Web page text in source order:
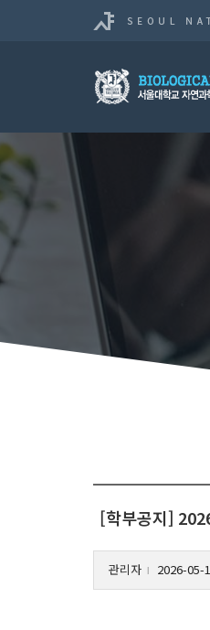
[학부공지]
관리자 l 2026-05-